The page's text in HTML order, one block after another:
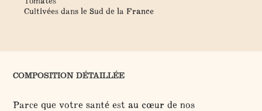
Cultivées dans le Sud de la France
COMPOSITION DÉTAILLÉE
Parce que votre santé est au cœur de nos